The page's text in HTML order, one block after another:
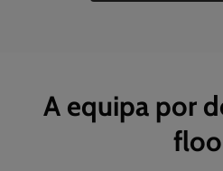
A equipa por